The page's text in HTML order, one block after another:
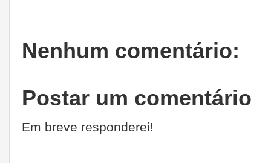
Nenhum comentário:
Postar um comentário
Em breve responderei!